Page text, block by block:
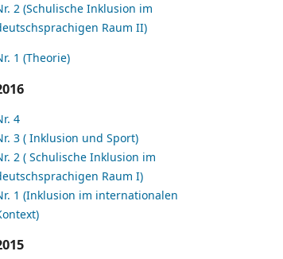
2 (Schulische Inklusion im
Raum II)
1 (Theorie)
4
3 ( Inklusion und Sport)
2 ( Schulische Inklusion im
Raum I)
1 (Inklusion im internationalen